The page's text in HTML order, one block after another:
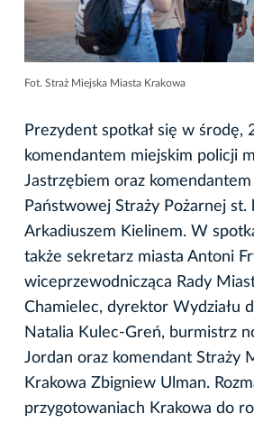
Fot. Straż Miejska Miasta Krakowa
Prezydent spotkał się w środę,
komendantem miejskim policji
Jastrzębiem oraz
Państwowej Straży Pożarnej st.
Arkadiuszem Kielinem. W
także sekretarz miasta Antoni
wiceprzewodnicząca Rady
Chamielec, dyrektor Wydziału
Natalia Kulec-Greń, burmistrz
Jordan oraz komendant Straży
Krakowa Zbigniew Ulman.
przygotowaniach Krakowa do